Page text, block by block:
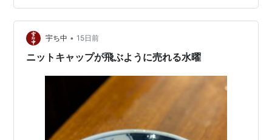
アベタツさんに、また土曜日に会いましょうとお伝えし
てお店を後にしたんでした。 （つづく）
宇ち中 • 15日前
ニットキャップが飛ぶように売れる水曜